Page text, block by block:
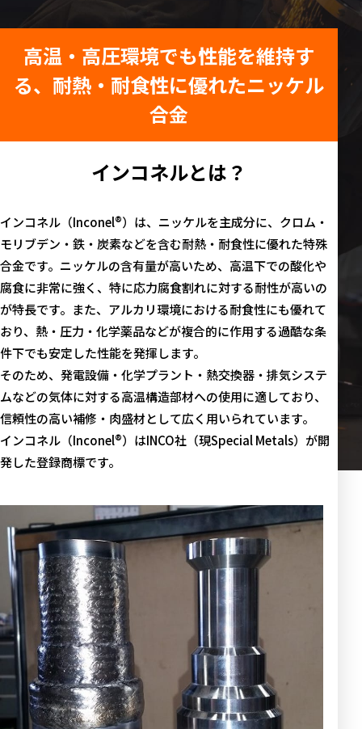
高温・高圧環境でも性能を維持す
る、耐熱・耐食性に優れたニッケル
合金
インコネルとは？
インコネル（Inconel®）は、ニッケルを主成分に、クロム・
モリブデン・鉄・炭素などを含む耐熱・耐食性に優れた特殊
合金です。ニッケルの含有量が高いため、高温下での酸化や
腐食に非常に強く、特に応力腐食割れに対する耐性が高いの
が特長です。また、アルカリ環境における耐食性にも優れて
おり、熱・圧力・化学薬品などが複合的に作用する過酷な条
件下でも安定した性能を発揮します。
そのため、発電設備・化学プラント・熱交換器・排気システ
ムなどの気体に対する高温構造部材への使用に適しており、
信頼性の高い補修・肉盛材として広く用いられています。
インコネル（Inconel®）はINCO社（現Special Metals）が開
発した登録商標です。